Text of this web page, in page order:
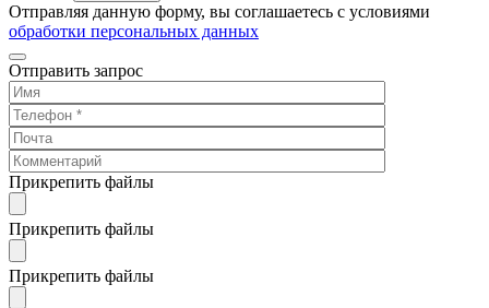
Отправляя данную форму, вы соглашаетесь с условиями
обработки персональных данных
Отправить запрос
Прикрепить файлы
Прикрепить файлы
Прикрепить файлы